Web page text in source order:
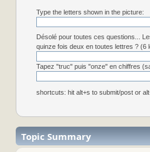
Type the letters shown in the picture:
Désolé pour toutes ces questions...
quinze fois deux en toutes lettres ? (6
Tapez "truc" puis "onze" en chiffres
shortcuts: hit alt+s to submit/post or
Topic Summary